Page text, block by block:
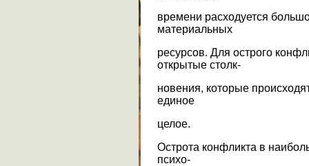
времени расходуется
материальных
ресурсов. Для острого
открытые столк-
новения, которые
единое
целое.
Острота конфликта в
психо-